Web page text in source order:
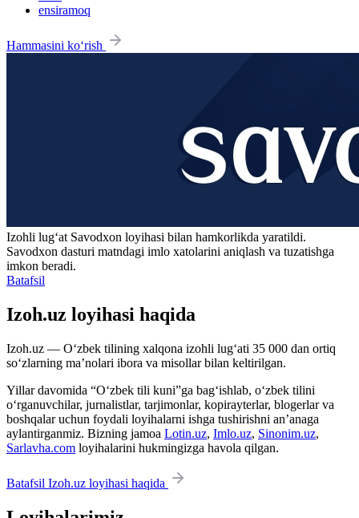
ensiramoq
Hammasini ko‘rish
Izohli lugʻat Savodxon loyihasi bilan hamkorlikda yaratildi.
Savodxon dasturi matndagi imlo xatolarini aniqlash va tuzatishga
imkon beradi.
Batafsil
Izoh.uz loyihasi haqida
Izoh.uz — O‘zbek tilining xalqona izohli lug‘ati 35 000 dan ortiq
so‘zlarning ma’nolari ibora va misollar bilan keltirilgan.
Yillar davomida “O‘zbek tili kuni”ga bag‘ishlab, o‘zbek tilini
o‘rganuvchilar, jurnalistlar, tarjimonlar, kopirayterlar, blogerlar va
boshqalar uchun foydali loyihalarni ishga tushirishni an’anaga
aylantirganmiz. Bizning jamoa Lotin.uz, Imlo.uz, Sinonim.uz,
Sarlavha.com loyihalarini hukmingizga havola qilgan.
Batafsil Izoh.uz loyihasi haqida